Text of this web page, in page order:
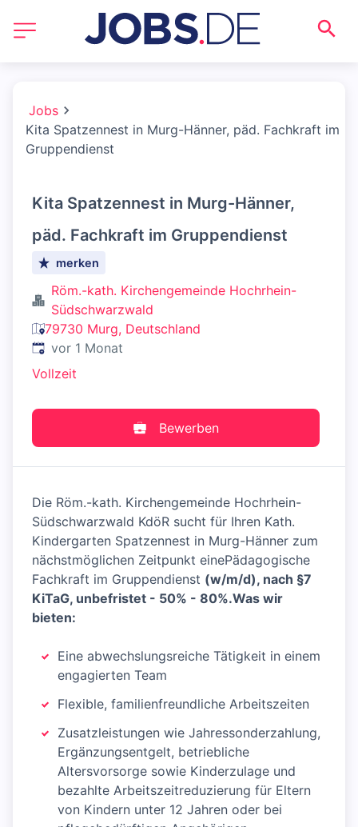
Jobs
Kita Spatzennest in Murg-Hänner, päd. Fachkraft im
Gruppendienst
Kita Spatzennest in Murg-Hänner,
päd. Fachkraft im Gruppendienst
merken
Röm.-kath. Kirchengemeinde Hochrhein-
Südschwarzwald
79730 Murg, Deutschland
Veröffentlicht:
vor 1 Monat
Vollzeit
Bewerben
Die Röm.-kath. Kirchengemeinde Hochrhein-
Südschwarzwald KdöR sucht für Ihren Kath.
Kindergarten Spatzennest in Murg-Hänner zum
nächstmöglichen Zeitpunkt einePädagogische
Fachkraft im Gruppendienst (w/m/d), nach §7
KiTaG, unbefristet - 50% - 80%.Was wir
bieten:
Eine abwechslungsreiche Tätigkeit in einem
engagierten Team
Flexible, familienfreundliche Arbeitszeiten
Zusatzleistungen wie Jahressonderzahlung,
Ergänzungsentgelt, betriebliche
Altersvorsorge sowie Kinderzulage und
bezahlte Arbeitszeitreduzierung für Eltern
von Kindern unter 12 Jahren oder bei